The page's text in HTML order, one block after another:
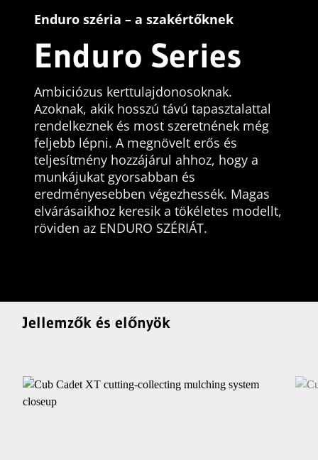
Enduro széria – a szakértőknek
Enduro Series
Ambiciózus kerttulajdonosoknak.
Azoknak, akik hosszú távú tapasztalattal
rendelkeznek és most szeretnének még
feljebb lépni. A megnövelt erős és
teljesítmény hozzájárul ahhoz, hogy a
munkájukat gyorsabban és
eredményesebben végezhessék. Magas
elvárásaikhoz keresik a tökéletes modellt,
röviden az ENDURO SZÉRIÁT.
Jellemzők és előnyök